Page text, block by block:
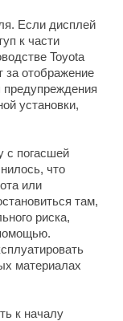
Если дисплей
к части
Toyota
за отображение
предупреждения
установки,
с погасшей
что
или
там,
риска,
материалах
к началу